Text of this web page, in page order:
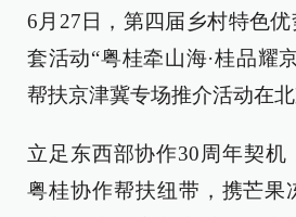
6月27日，第四届乡村特色
套活动“粤桂牵山海·桂品耀
帮扶京津冀专场推介活动在北
立足东西部协作30周年契机
粤桂协作帮扶纽带，携芒果